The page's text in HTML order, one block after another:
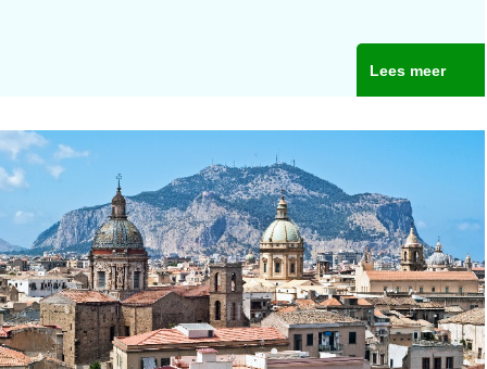
Lees meer